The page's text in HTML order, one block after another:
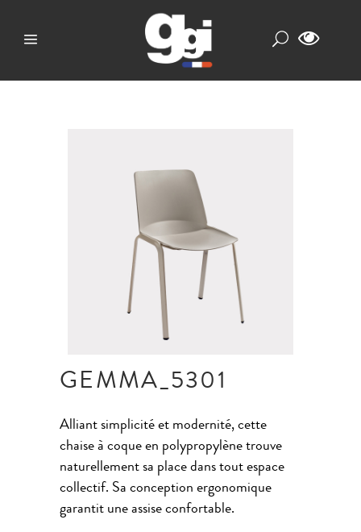
GEMMA_5301
Alliant simplicité et modernité, cette
chaise à coque en polypropylène trouve
naturellement sa place dans tout espace
collectif. Sa conception ergonomique
garantit une assise confortable.